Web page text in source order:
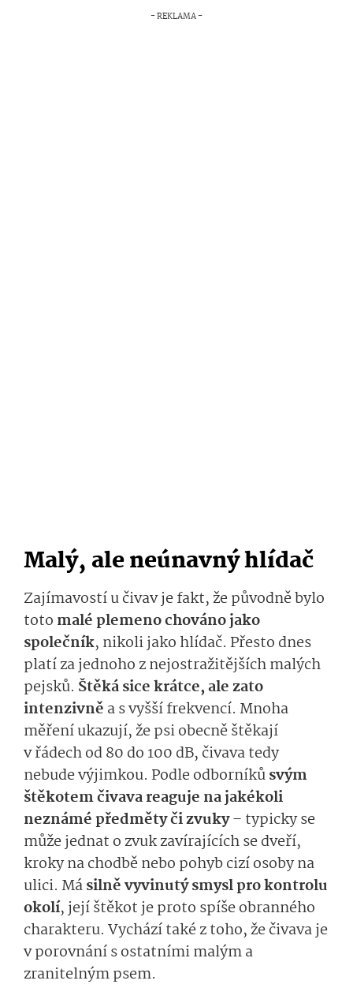
Malý, ale neúnavný hlídač
Zajímavostí u čivav je fakt, že původně bylo
toto malé plemeno chováno jako
společník, nikoli jako hlídač. Přesto dnes
platí za jednoho z nejostražitějších malých
pejsků. Štěká sice krátce, ale zato
intenzivně a s vyšší frekvencí. Mnoha
měření ukazují, že psi obecně štěkají
v řádech od 80 do 100 dB, čivava tedy
nebude výjimkou. Podle odborníkůsvým
štěkotem čivava reaguje na jakékoli
neznámé předměty či zvuky– typicky se
může jednat o zvuk zavírajících se dveří,
kroky na chodbě nebo pohyb cizí osoby na
ulici. Másilně vyvinutý smysl pro kontrolu
okolí, její štěkot je proto spíše obranného
charakteru. Vychází také z toho, že čivava je
v porovnání s ostatními malým a
zranitelným psem.